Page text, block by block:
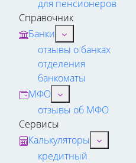
для пенсионеров
Справочник
Банки
отзывы о банках
отделения
банкоматы
МФО
отзывы об МФО
Сервисы
Калькуляторы
кредитный